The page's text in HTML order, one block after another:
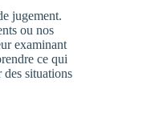
jugement.
ou nos
examinant
ce qui
des situations